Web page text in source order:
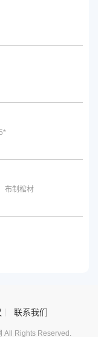
布制棺材
联系我们
All Rights Reserved.